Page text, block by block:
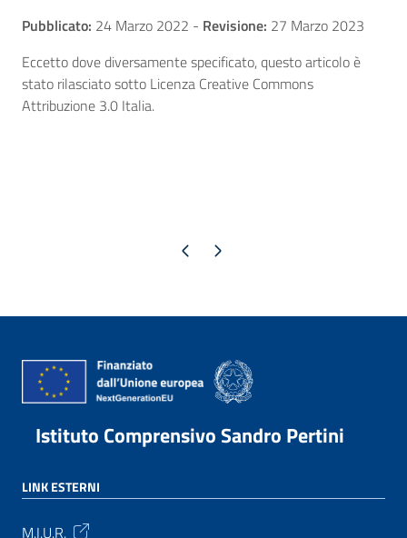
Pubblicato: 24 Marzo 2022 - Revisione: 27 Marzo 2023
Eccetto dove diversamente specificato, questo articolo è
stato rilasciato sotto Licenza Creative Commons
Attribuzione 3.0 Italia.
Pagina precedente
Pagina successiva
Istituto Comprensivo Sandro Pertini
LINK ESTERNI
M.I.U.R.